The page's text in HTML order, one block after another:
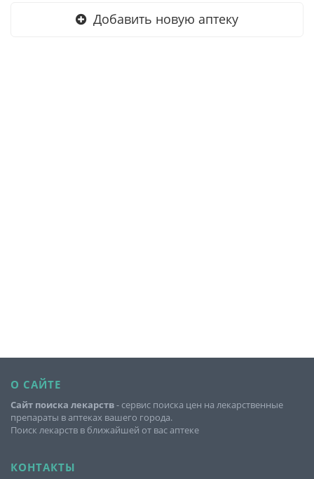
Добавить новую аптеку
О САЙТЕ
Сайт поиска лекарств- сервис поиска цен на лекарственные
препараты в аптеках вашего города.
Поиск лекарств в ближайшей от вас аптеке
КОНТАКТЫ